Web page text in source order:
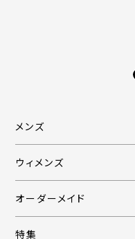
メンズ
ウィメンズ
オーダーメイド
特集